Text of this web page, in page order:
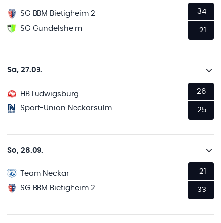
SG BBM Bietigheim 2
SG Gundelsheim
34
21
Sa, 27.09.
HB Ludwigsburg
Sport-Union Neckarsulm
26
25
So, 28.09.
Team Neckar
SG BBM Bietigheim 2
21
33